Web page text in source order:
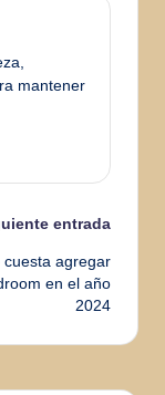
mantener
entrada
cuesta agregar
en el año
2024